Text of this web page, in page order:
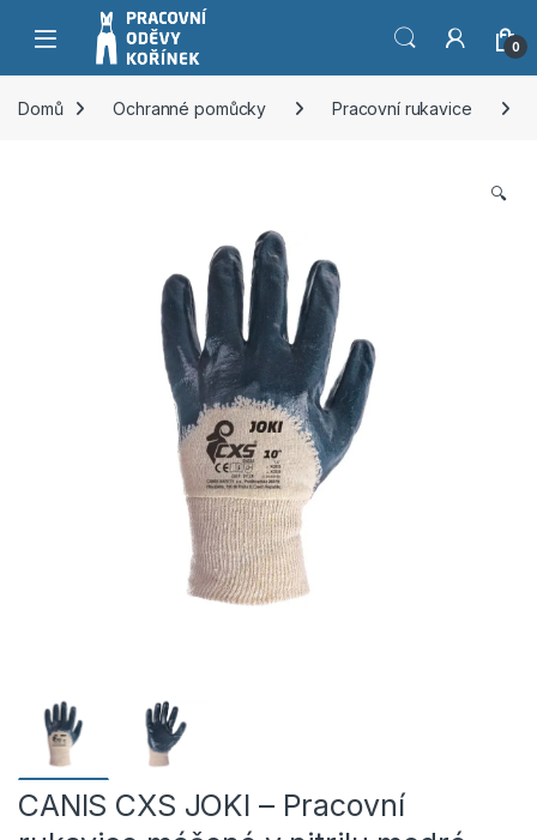
Přeskočit na navigaci
Přeskočit na obsah
0
Domů Ochranné pomůcky Pracovní rukavice
🔍
CANIS CXS JOKI – Pracovní